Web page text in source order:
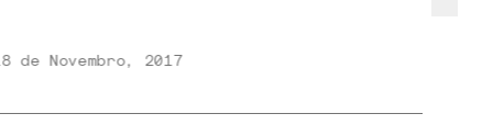
de Novembro, 2017